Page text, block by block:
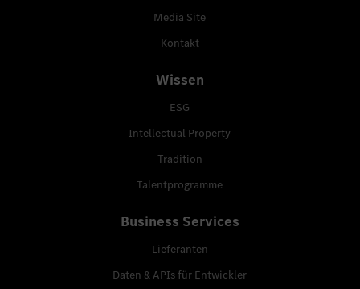
Media Site
Kontakt
Wissen
ESG
Intellectual Property
Tradition
Talentprogramme
Business Services
Lieferanten
Daten & APIs für Entwickler